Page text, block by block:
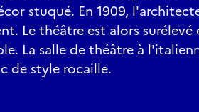
stuqué. En 1909,
Le théâtre est alors
La salle de théâtre à
de style rocaille.